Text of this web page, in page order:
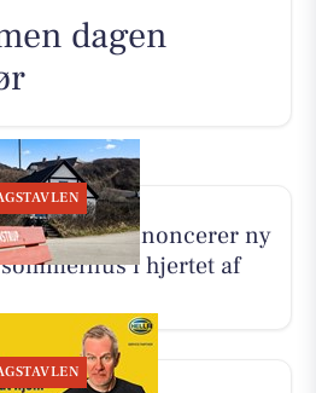
dagen
I/S annoncerer ny
i hjertet af